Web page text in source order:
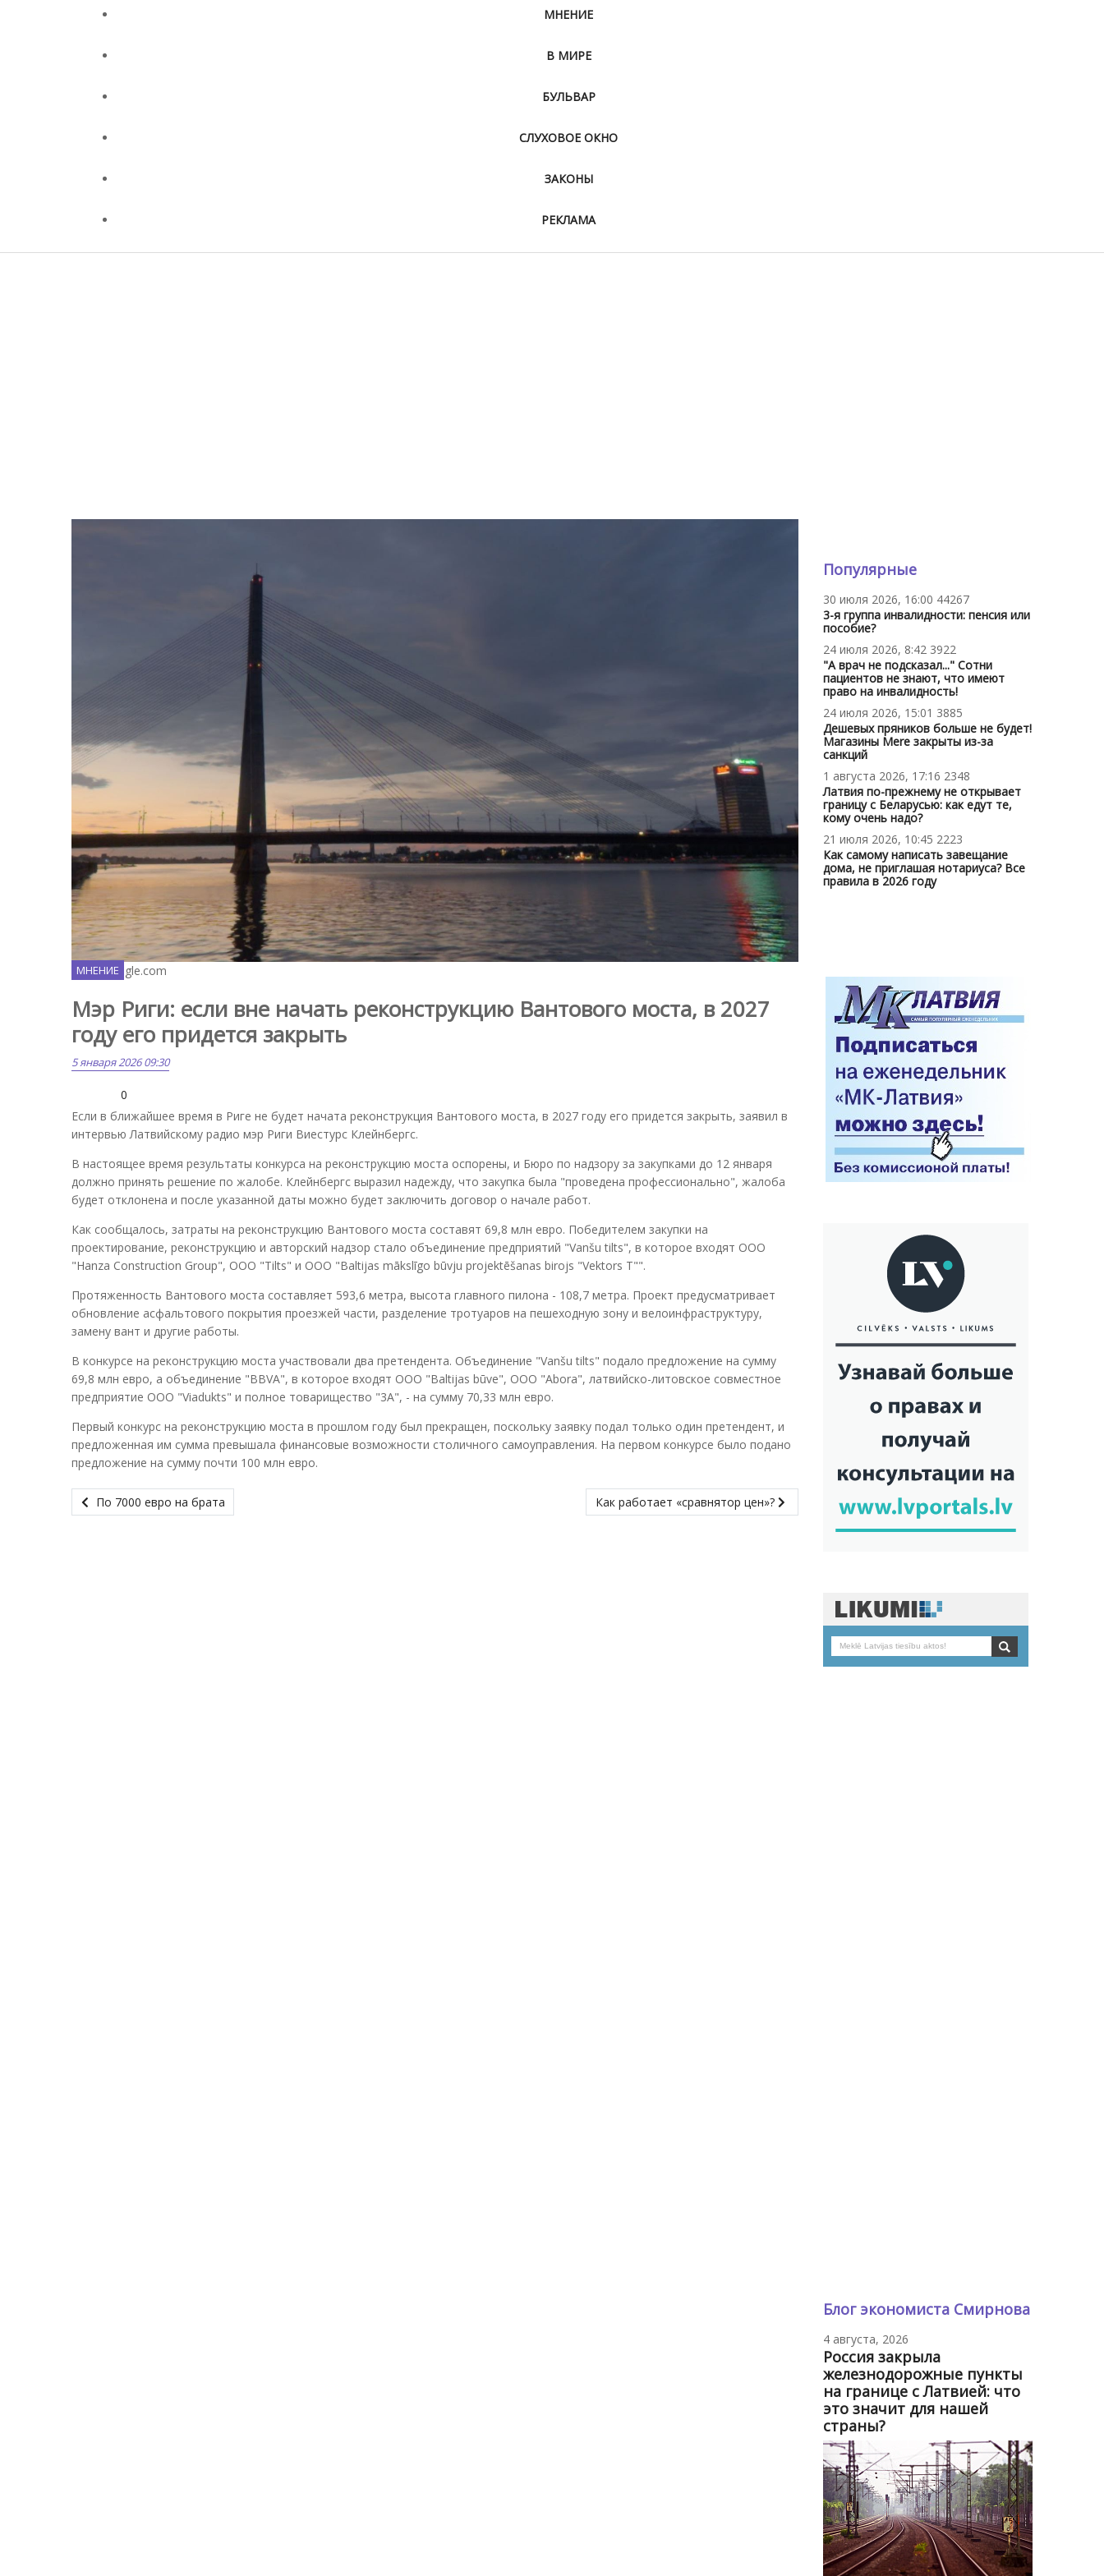
МНЕНИЕ
В МИРЕ
БУЛЬВАР
СЛУХОВОЕ ОКНО
ЗАКОНЫ
РЕКЛАМА
Maps.google.com
МНЕНИЕ
Мэр Риги: если вне начать реконструкцию Вантового моста, в 2027
году его придется закрыть
5 января 2026 09:30
0
Если в ближайшее время в Риге не будет начата реконструкция Вантового моста, в 2027 году его придется закрыть, заявил в
интервью Латвийскому радио мэр Риги Виестурс Клейнбергс.
В настоящее время результаты конкурса на реконструкцию моста оспорены, и Бюро по надзору за закупками до 12 января
должно принять решение по жалобе. Клейнбергс выразил надежду, что закупка была "проведена профессионально", жалоба
будет отклонена и после указанной даты можно будет заключить договор о начале работ.
Как сообщалось, затраты на реконструкцию Вантового моста составят 69,8 млн евро. Победителем закупки на
проектирование, реконструкцию и авторский надзор стало объединение предприятий "Vanšu tilts", в которое входят ООО
"Hanza Construction Group", ООО "Tilts" и ООО "Baltijas mākslīgo būvju projektēšanas birojs "Vektors T"".
Протяженность Вантового моста составляет 593,6 метра, высота главного пилона - 108,7 метра. Проект предусматривает
обновление асфальтового покрытия проезжей части, разделение тротуаров на пешеходную зону и велоинфраструктуру,
замену вант и другие работы.
В конкурсе на реконструкцию моста участвовали два претендента. Объединение "Vanšu tilts" подало предложение на сумму
69,8 млн евро, а объединение "BBVA", в которое входят ООО "Baltijas būve", ООО "Abora", латвийско-литовское совместное
предприятие ООО "Viadukts" и полное товарищество "3A", - на сумму 70,33 млн евро.
Первый конкурс на реконструкцию моста в прошлом году был прекращен, поскольку заявку подал только один претендент, и
предложенная им сумма превышала финансовые возможности столичного самоуправления. На первом конкурсе было подано
предложение на сумму почти 100 млн евро.
По 7000 евро на брата Как работает «сравнятор цен»?
Популярные
30 июля 2026, 16:00 44267
3-я группа инвалидности: пенсия или
пособие?
24 июля 2026, 8:42 3922
"А врач не подсказал..." Сотни
пациентов не знают, что имеют
право на инвалидность!
24 июля 2026, 15:01 3885
Дешевых пряников больше не будет!
Магазины Mere закрыты из-за
санкций
1 августа 2026, 17:16 2348
Латвия по-прежнему не открывает
границу с Беларусью: как едут те,
кому очень надо?
21 июля 2026, 10:45 2223
Как самому написать завещание
дома, не приглашая нотариуса? Все
правила в 2026 году
Блог экономиста Смирнова
4 августа, 2026
Россия закрыла
железнодорожные пункты
на границе с Латвией: что
это значит для нашей
страны?